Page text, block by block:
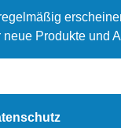
Produkte und